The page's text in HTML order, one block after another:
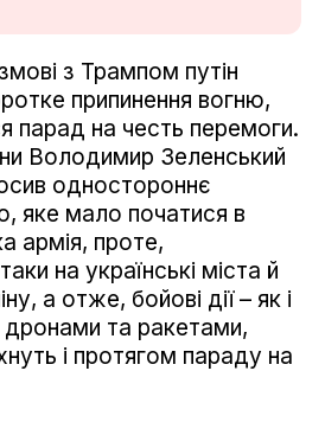
з Трампом путін
припинення вогню,
парад на честь перемоги.
Володимир Зеленський
одностороннє
яке мало початися в
армія, проте,
на українські міста й
а отже, бойові дії – як і
дронами та ракетами,
і протягом параду на